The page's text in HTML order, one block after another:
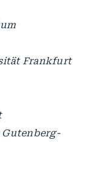
Frankfurt
Gutenberg-